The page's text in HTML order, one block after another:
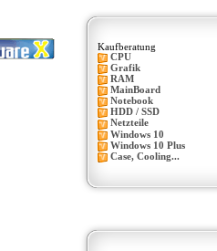
Kaufberatung
CPU
Grafik
RAM
MainBoard
Notebook
HDD / SSD
Netzteile
Windows 10
Windows 10 Plus
Case, Cooling...